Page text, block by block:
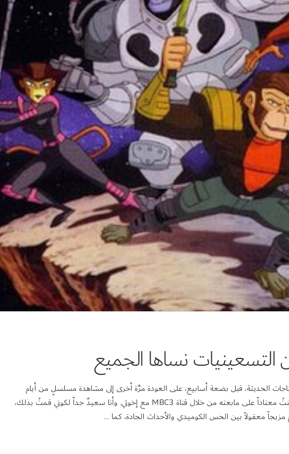
نساها الجميع
الحديثة، قبل بضعة أسابيع، على العودة مرَّة أخرى إلى مشاهدة مسلسلٍ من أيام
“طفولتي” المتأخّرة، وهو سلاحف النينجا الذي كنتُ معتاداً على مابعته من خلال قناة MBC3 مع إخوتي. وأنا سعيدٌ جداً لكوني قمتُ بذلك،
معقولاً بين الحس الكوميدي والأحداث الجادة، كما …